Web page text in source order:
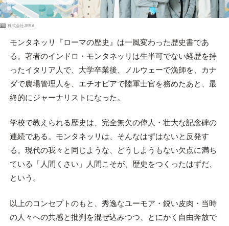
PR 株式会社JERA
モンタネッリ『ローマの歴史』は一風変わった歴史書であ
る。著者のインドロ・モンタネッリは生半可でない経歴を持
ったイタリア人で、大学卒業後、ノルウェーで漁師を、カナ
ダで農場管理人を、エチオピアで陸軍士官を務めたあと、最
終的にジャーナリストになった。
学校で教えられる歴史は、完全無欠の偉人・壮大な記念碑の
連続である。モンタネッリは、そんなはずはないと反発す
る。現代の我々と同じような、どうしようもない欠点に満ち
ている「人間くさい」人間こそが、歴史をつくったはずだ、
という。
以上のコンセプトのもと、秀逸なユーモア・鋭い皮肉・当時
の人々への共感と批判を混ぜ込みつつ、とにかく自由奔放で